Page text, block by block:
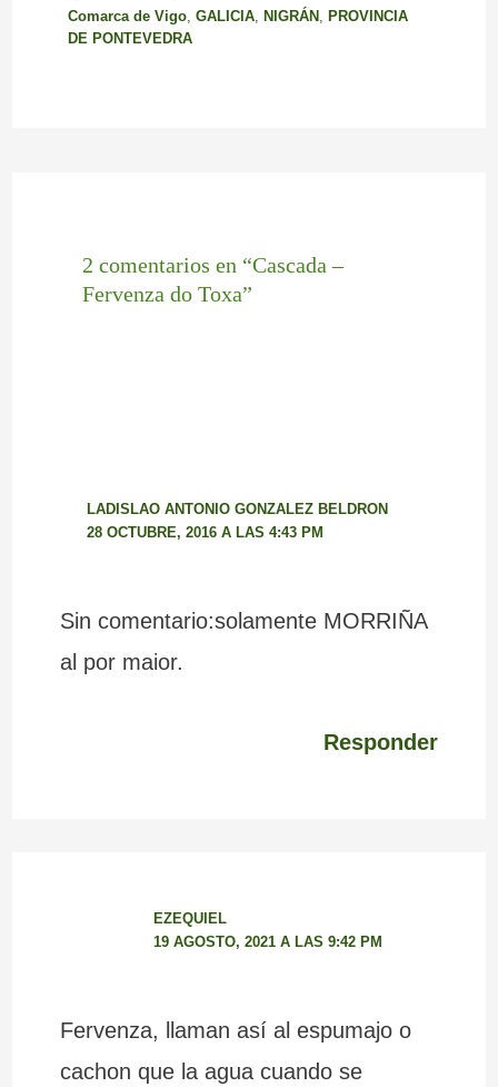
Comarca de Vigo, GALICIA, NIGRÁN
PROVINCIA
DE PONTEVEDRA
2 comentarios en “Cascada –
Fervenza do Toxa”
LADISLAO ANTONIO GONZALEZ BELDRON
28 OCTUBRE, 2016 A LAS 4:43 PM
Sin comentario:solamente MORRIÑA
al por maior.
Responder
EZEQUIEL
19 AGOSTO, 2021 A LAS 9:42 PM
Fervenza, llaman así al espumajo o
cachon que la agua cuando se